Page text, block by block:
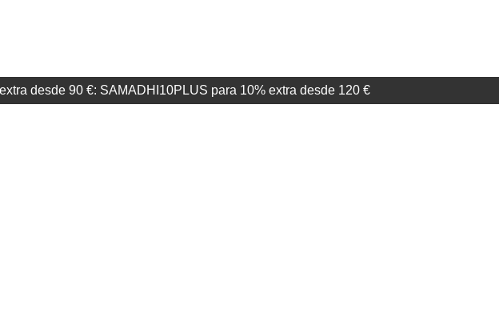
desde 90 €: SAMADHI10PLUS para 10% extra desde 120 €